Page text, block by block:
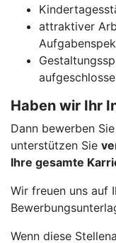
attraktiver
Haben wir Ihr
Dann bewerben
unterstützen Sie
Ihre gesamte
Wir freuen uns auf
Wenn diese